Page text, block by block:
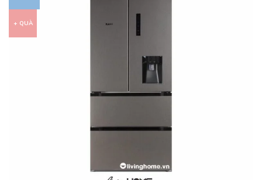
+ QUÀ